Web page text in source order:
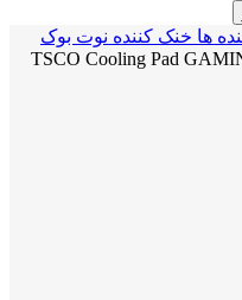
ها خنک کننده نوت بوک